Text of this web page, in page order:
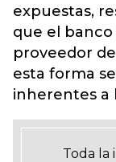
expuestas,
que el
proveedor
esta forma
inherentes a
Toda la